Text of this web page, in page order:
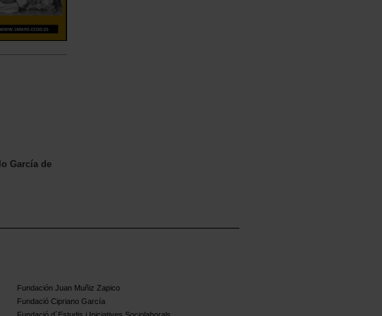
García de
Fundación Juan Muñiz Zapico
Fundació Cipriano García